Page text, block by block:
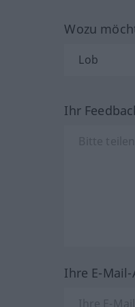
Wozu
Ihr
Ihre E-